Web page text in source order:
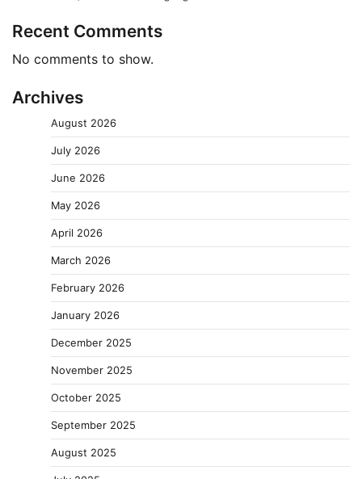
Recent Comments
No comments to show.
Archives
August 2026
July 2026
June 2026
May 2026
April 2026
March 2026
February 2026
January 2026
December 2025
November 2025
October 2025
September 2025
August 2025